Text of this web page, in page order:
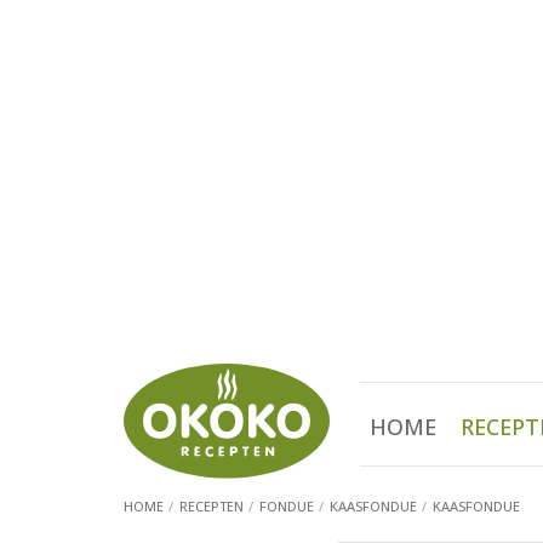
HOME
HOME RECEPTEN FONDUE KAASFONDUE KAASFONDUE